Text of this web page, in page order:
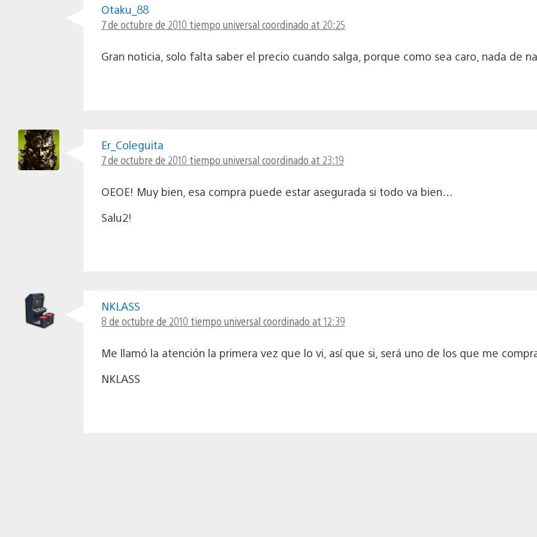
Otaku_88
7 de octubre de 2010 tiempo universal coordinado at 20:25
Gran noticia, solo falta saber el precio cuando salga, porque como sea caro, nada de
Er_Coleguita
7 de octubre de 2010 tiempo universal coordinado at 23:19
OEOE! Muy bien, esa compra puede estar asegurada si todo va bien…
Salu2!
NKLASS
8 de octubre de 2010 tiempo universal coordinado at 12:39
Me llamó la atención la primera vez que lo vi, así que si, será uno de los que me
NKLASS